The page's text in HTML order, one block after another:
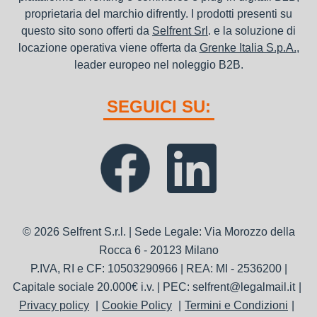
proprietaria del marchio difrently. I prodotti presenti su
questo sito sono offerti da Selfrent Srl . e la soluzione di
locazione operativa viene offerta da Grenke Italia S.p.A.,
leader europeo nel noleggio B2B.
SEGUICI SU:
© 2026 Selfrent S.r.l. | Sede Legale: Via Morozzo della
Rocca 6 - 20123 Milano
P.IVA, RI e CF: 10503290966 | REA: MI - 2536200 |
Capitale sociale 20.000€ i.v. | PEC: selfrent@legalmail.it
Privacy policy
Cookie Policy Termini e Condizioni